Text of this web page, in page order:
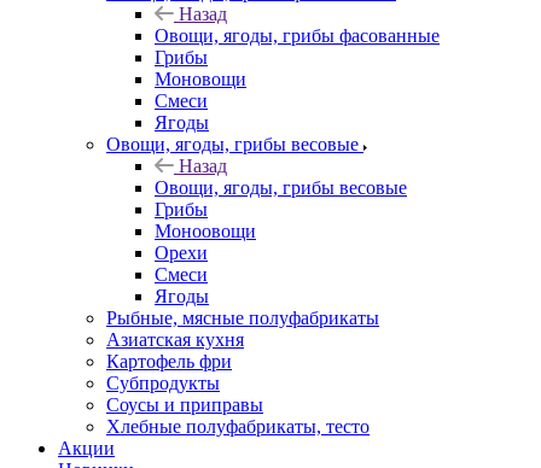
Назад
Овощи, ягоды, грибы фасованные
Грибы
Моновощи
Смеси
Ягоды
Овощи, ягоды, грибы весовые
Назад
Овощи, ягоды, грибы весовые
Грибы
Моноовощи
Орехи
Смеси
Ягоды
Рыбные, мясные полуфабрикаты
Азиатская кухня
Картофель фри
Субпродукты
Соусы и приправы
Хлебные полуфабрикаты, тесто
Акции